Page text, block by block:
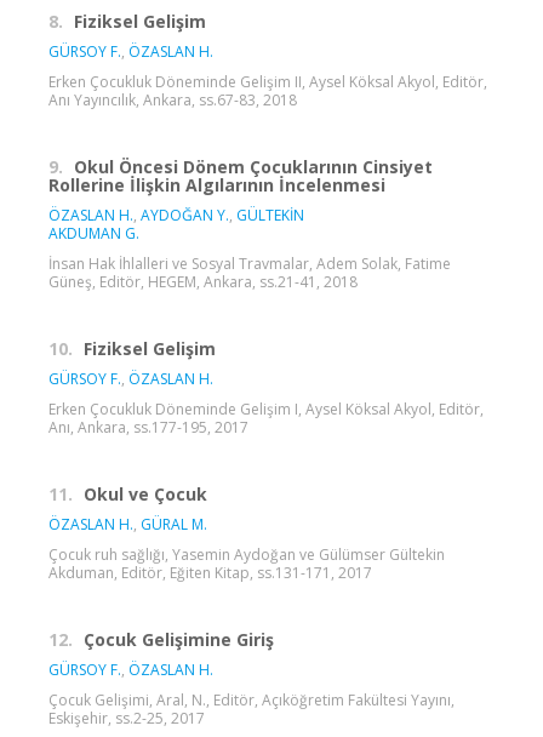
8. Fiziksel Gelişim
GÜRSOY F., ÖZASLAN H.
Erken Çocukluk Döneminde Gelişim II, Aysel Köksal Akyol, Editör,
Anı Yayıncılık, Ankara, ss.67-83, 2018
9. Okul Öncesi Dönem Çocuklarının Cinsiyet
Rollerine İlişkin Algılarının İncelenmesi
ÖZASLAN H., AYDOĞAN Y., GÜLTEKİN
AKDUMAN G.
İnsan Hak İhlalleri ve Sosyal Travmalar, Adem Solak, Fatime
Güneş, Editör, HEGEM, Ankara, ss.21-41, 2018
10. Fiziksel Gelişim
GÜRSOY F., ÖZASLAN H.
Erken Çocukluk Döneminde Gelişim I, Aysel Köksal Akyol, Editör,
Anı, Ankara, ss.177-195, 2017
11. Okul ve Çocuk
ÖZASLAN H., GÜRAL M.
Çocuk ruh sağlığı, Yasemin Aydoğan ve Gülümser Gültekin
Akduman, Editör, Eğiten Kitap, ss.131-171, 2017
12. Çocuk Gelişimine Giriş
GÜRSOY F., ÖZASLAN H.
Çocuk Gelişimi, Aral, N., Editör, Açıköğretim Fakültesi Yayını,
Eskişehir, ss.2-25, 2017